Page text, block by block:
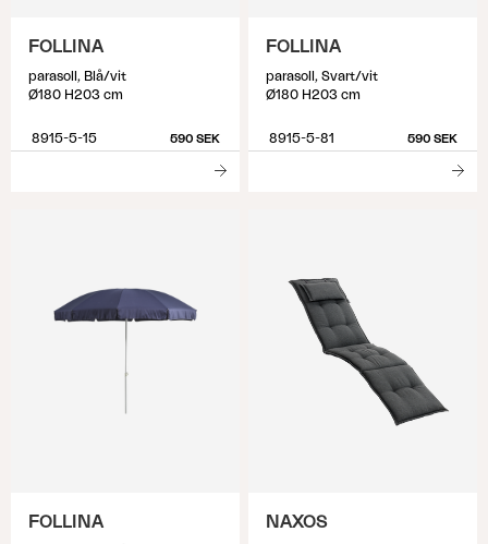
FOLLINA
parasoll, Blå/vit
Ø180 H203 cm
8915-5-15 590 SEK
FOLLINA
parasoll, Svart/vit
Ø180 H203 cm
8915-5-81 590 SEK
FOLLINA NAXOS